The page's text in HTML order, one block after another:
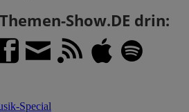
Show.DE drin: